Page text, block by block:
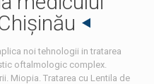
noi tehnologii in tratarea
oftalmologic complex.
Miopia. Tratarea cu Lentila de